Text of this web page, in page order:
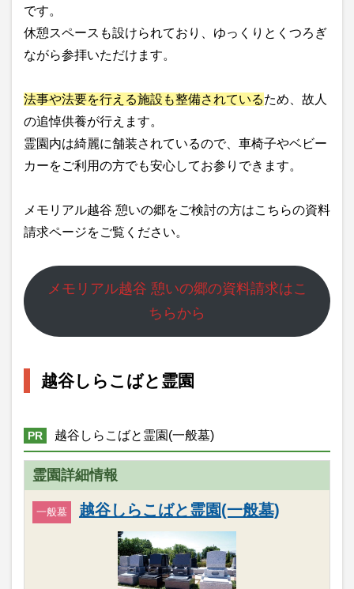
です。
休憩スペースも設けられており、ゆっくりとくつろぎ
ながら参拝いただけます。
法事や法要を行える施設も整備されているため、故人
の追悼供養が行えます。
霊園内は綺麗に舗装されているので、車椅子やベビー
カーをご利用の方でも安心してお参りできます。
メモリアル越谷 憩いの郷をご検討の方はこちらの資料
請求ページをご覧ください。
メモリアル越谷 憩いの郷の資料請求はこ
ちらから
越谷しらこばと霊園
PR 越谷しらこばと霊園(一般墓)
霊園詳細情報
一般墓 越谷しらこばと霊園(一般墓)